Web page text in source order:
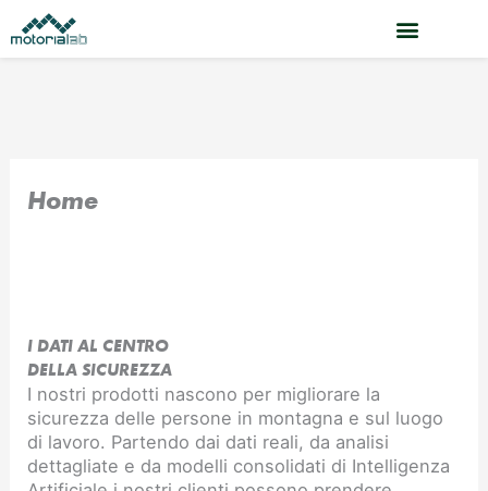
al
contenuto
Home
I DATI AL CENTRO
DELLA SICUREZZA
I nostri prodotti nascono per migliorare la
sicurezza delle persone in montagna e sul luogo
di lavoro. Partendo dai dati reali, da analisi
dettagliate e da modelli consolidati di Intelligenza